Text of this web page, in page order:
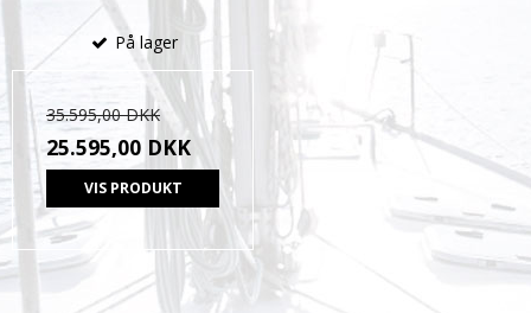
På lager
35.595,00 DKK
25.595,00 DKK
VIS PRODUKT